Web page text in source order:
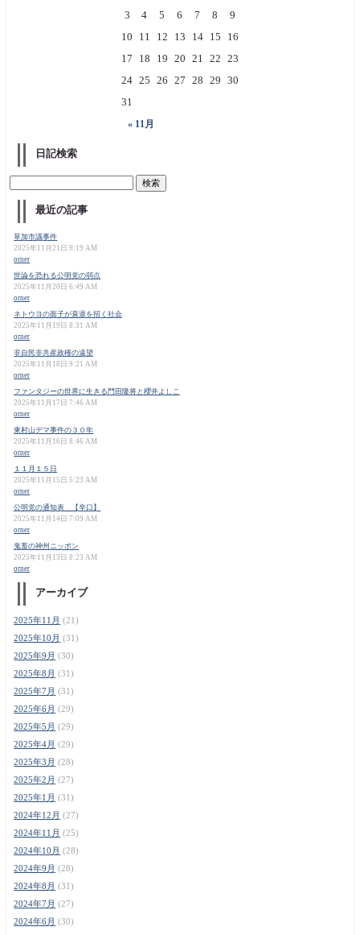
« 11月
3
4 5 6 7 8
9
10
11 12 13 14 15
16
17
18 19 20 21 22 23
24 25 26 27 28 29 30
31
日記検索
最近の記事
草加市議事件
2025年11月21日 9:19 AM
orner
世論を恐れる公明党の弱点
2025年11月20日 6:49 AM
orner
ネトウヨの面子が衰退を招く社会
2025年11月19日 8:31 AM
orner
非自民非共産政権の遠望
2025年11月18日 9:21 AM
orner
ファンタジーの世界に生きる門田隆将と櫻井よしこ
2025年11月17日 7:46 AM
orner
東村山デマ事件の３０年
2025年11月16日 8:46 AM
orner
１１月１５日
2025年11月15日 5:23 AM
orner
公明党の通知表 【辛口】
2025年11月14日 7:09 AM
orner
鬼畜の神州ニッポン
2025年11月13日 8:23 AM
orner
アーカイブ
2025年11月 (21)
2025年10月 (31)
2025年9月 (30)
2025年8月 (31)
2025年7月 (31)
2025年6月 (29)
2025年5月 (29)
2025年4月 (29)
2025年3月 (28)
2025年2月 (27)
2025年1月 (31)
2024年12月 (27)
2024年11月 (25)
2024年10月 (28)
2024年9月 (28)
2024年8月 (31)
2024年7月 (27)
2024年6月 (30)